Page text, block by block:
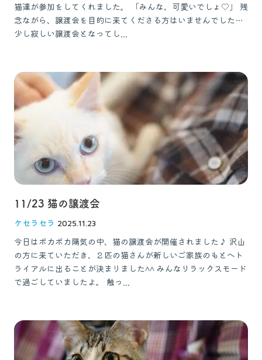
猫達が参加をしてくれました。 「みんな、可愛いでしょ♡」 残
念ながら、譲渡会を目的に来てくださる方はいませんでした…
少し寂しい譲渡会となってし...
11/23 猫の譲渡会
ケセラセラ 2025.11.23
今日はポカポカ陽気の中、猫の譲渡会が開催されました♪ 沢山
の方に来ていただき、２匹の猫さんが新しいご家族のもとへト
ライアルに出ることが決まりました^^ みんなリラックスモード
で過ごしていましたよ。 触っ...